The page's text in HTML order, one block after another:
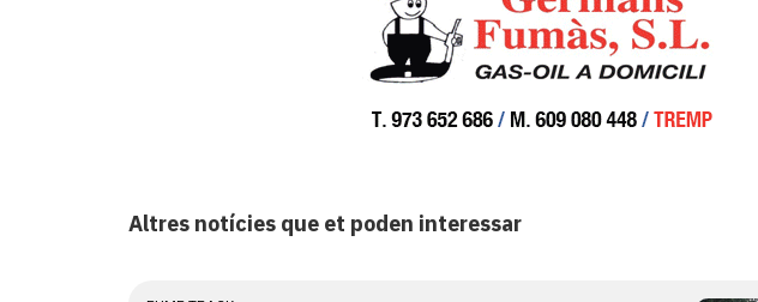
Altres notícies que et poden interessar